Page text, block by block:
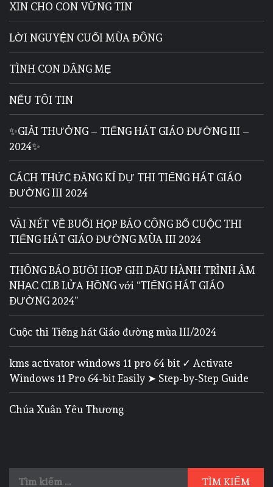
XIN CHO CON VỮNG TIN
LỜI NGUYỆN CUỐI MÙA ĐÔNG
TÌNH CON DÂNG MẸ
NẾU TÔI TIN
✨GIẢI THƯỞNG – TIẾNG HÁT GIÁO ĐƯỜNG III –
2024✨
CÁCH THỨC ĐĂNG KÍ DỰ THI TIẾNG HÁT GIÁO
ĐƯỜNG III 2024
VÀI NÉT VỀ BUỔI HỌP BÁO CÔNG BỐ CUỘC THI
TIẾNG HÁT GIÁO ĐƯỜNG MÙA III 2024
THÔNG BÁO BUỔI HỌP GHI DẤU HÀNH TRÌNH ÂM
NHẠC CLB LỬA HỒNG với “TIẾNG HÁT GIÁO
ĐƯỜNG 2024”
Cuộc thi Tiếng hát Giáo đường mùa III/2024
kms activator windows 11 pro 64 bit ✓ Activate
Windows 11 Pro 64-bit Easily ➤ Step-by-Step Guide
Chúa Xuân Yêu Thương